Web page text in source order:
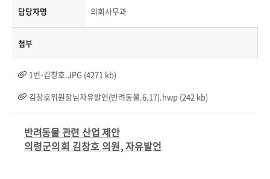
담당자명 의회사무과
첨부
1번-김창호.JPG (4271 kb)
김창호위원장님자유발언(반려동물.6.17).hwp (242 kb)
반려동물 관련 산업 제안
의령군의회 김창호 의원,자유발언